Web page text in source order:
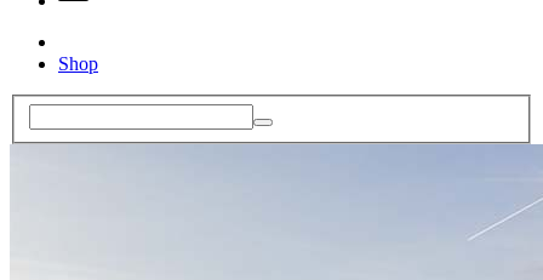
Shop